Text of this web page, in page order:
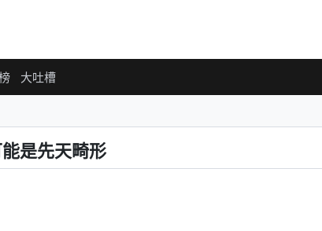
大吐槽
是先天畸形